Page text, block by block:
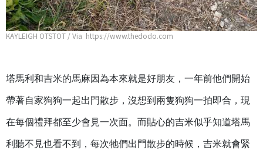
KAYLEIGH OTSTOT / Via https://www.thedodo.com
塔馬利和吉米的馬麻因為本來就是好朋友，一年前他們開始
帶著自家狗狗一起出門散步，沒想到兩隻狗狗一拍即合，現
在每個禮拜都至少會見一次面。而貼心的吉米似乎知道塔馬
利聽不見也看不到，每次牠們出門散步的時候，吉米就會緊